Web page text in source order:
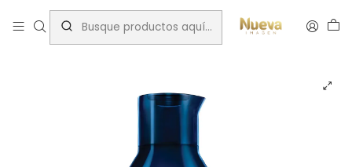
Inicio Tratamientos capilares Marcas
REDKEN EXTREME SHAMPOO 300 ML